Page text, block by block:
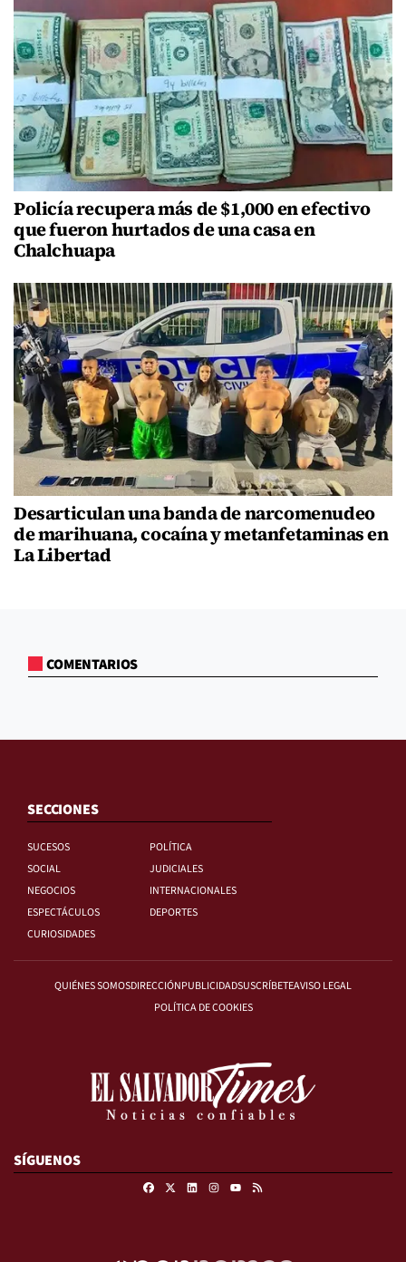
Policía recupera más de $1,000 en efectivo
que fueron hurtados de una casa en
Chalchuapa
Desarticulan una banda de narcomenudeo
de marihuana, cocaína y metanfetaminas en
La Libertad
COMENTARIOS
SECCIONES
SUCESOS
POLÍTICA
SOCIAL
JUDICIALES
NEGOCIOS
INTERNACIONALES
ESPECTÁCULOS
DEPORTES
CURIOSIDADES
QUIÉNES SOMOSDIRECCIÓNPUBLICIDADSUSCRÍBETEAVISO LEGAL
POLÍTICA DE COOKIES
SÍGUENOS
FacebookLinkedinInstagram